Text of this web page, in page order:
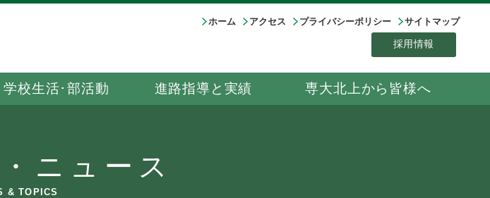
ホーム アクセス プライバシーポリシー サイトマップ
採用情報
学校生活･部活動 進路指導と実績 専大北上から皆様へ
ニュース
& TOPICS